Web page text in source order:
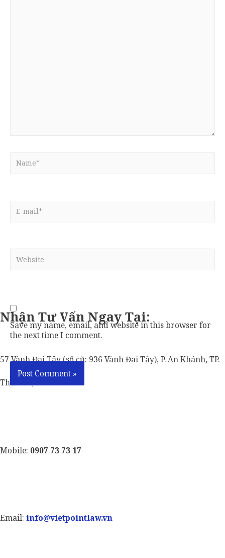
mail*
Save my name, email, and website in this browser for
the next time I comment.
Nhận Tư Vấn Ngay Tại:
57 Vành Đai Tây (số cũ: 936 Vành Đai Tây), P. An Khánh, TP.
Thủ Đức, TP. HCM.
Mobile: 0907 73 73 17
Email: info@vietpointlaw.vn